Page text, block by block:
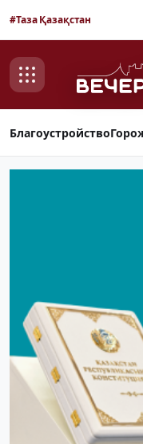
#Таза Қазақстан
Благоустройство